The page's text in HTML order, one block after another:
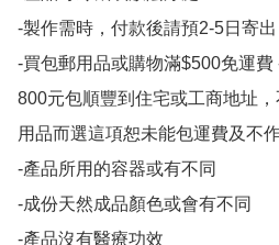
-製作需時，付款後請預2-5日寄出
-買包郵用品或購物滿$500免運
800元包順豐到住宅或工商地址
用品而選這項恕未能包運費及不
-產品所用的容器或有不同
-成份天然成品顏色或會有不同
-產品沒有醫療功效